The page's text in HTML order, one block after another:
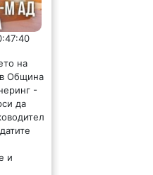
на
Община
-
да
и